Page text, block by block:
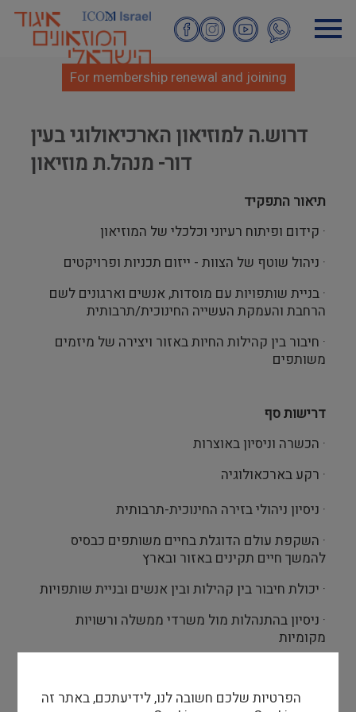
Skip
For membership renewal and joining
דרוש.ה למוזיאון הארכיאולוגי בעין
דור- מנהל.ת מוזיאון
תיאור התפקיד
· קידום ופיתוח רעיוני וכלכלי של המוזיאון
· ניהול שוטף של הצוות - ייזום תכניות ופרויקטים
· בניית שותפויות עם מוסדות, אנשים וארגונים לשם
הרחבת והעמקת העשייה החינוכית/תרבותית
· חיבור בין קהילות החיות באזור ויצירה של מיזמים
משותפים
דרישות סף
· הכשרה וניסיון באוצרות
· רקע בארכאולוגיה
· ניסיון ניהולי בזירה החינוכית-תרבותית
· השקפת עולם הדוגלת בחיים משותפים כבסיס
להמשך חיים תקינים באזור ובארץ
· יכולת חיבור בין קהילות ובין אנשים ובניית שותפויות
· ניסיון בהתנהלות מול משרדי ממשלה ורשויות
מקומיות
יתרוןהפרטיות שלכם חשובה לנו, לידיעתכם, באתר זה